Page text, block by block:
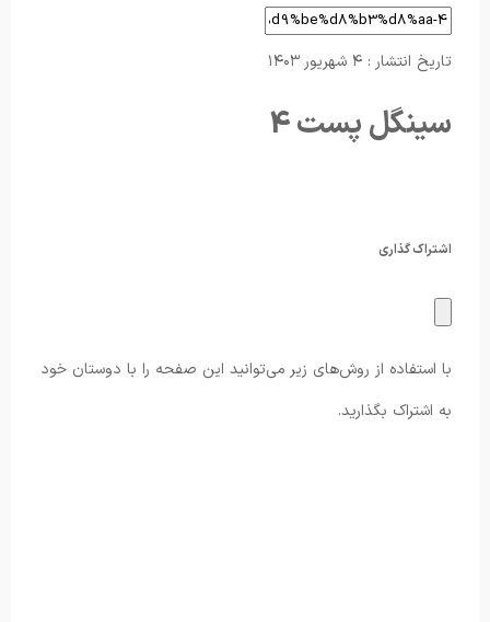
تاریخ انتشار : ۴ شهریور ۱۴۰۳
سینگل پست 4
اشتراک گذاری
با استفاده از روش‌های زیر می‌توانید این صفحه را با دوستان خود
به اشتراک بگذارید.